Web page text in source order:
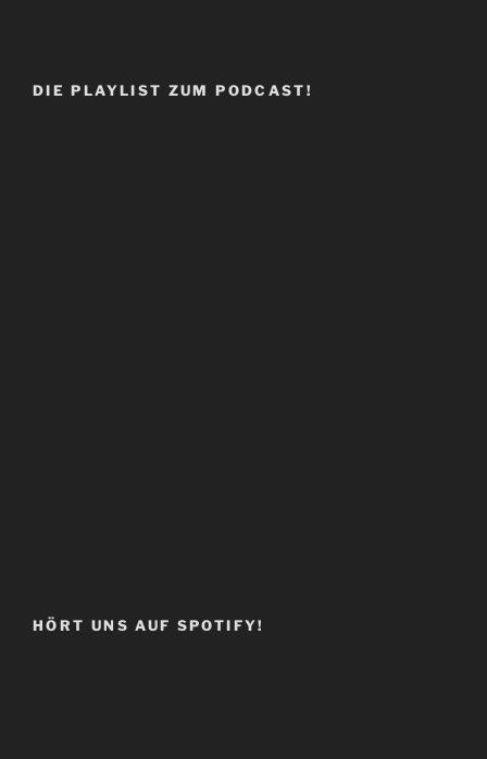
DIE PLAYLIST ZUM PODCAST!
HÖRT UNS AUF SPOTIFY!